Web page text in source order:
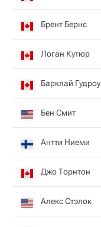
Брент Бернс
Логан Кутюр
Барклай Гудроу
Бен Смит
Антти Ниеми
Джо Торнтон
Алекс Стэлок